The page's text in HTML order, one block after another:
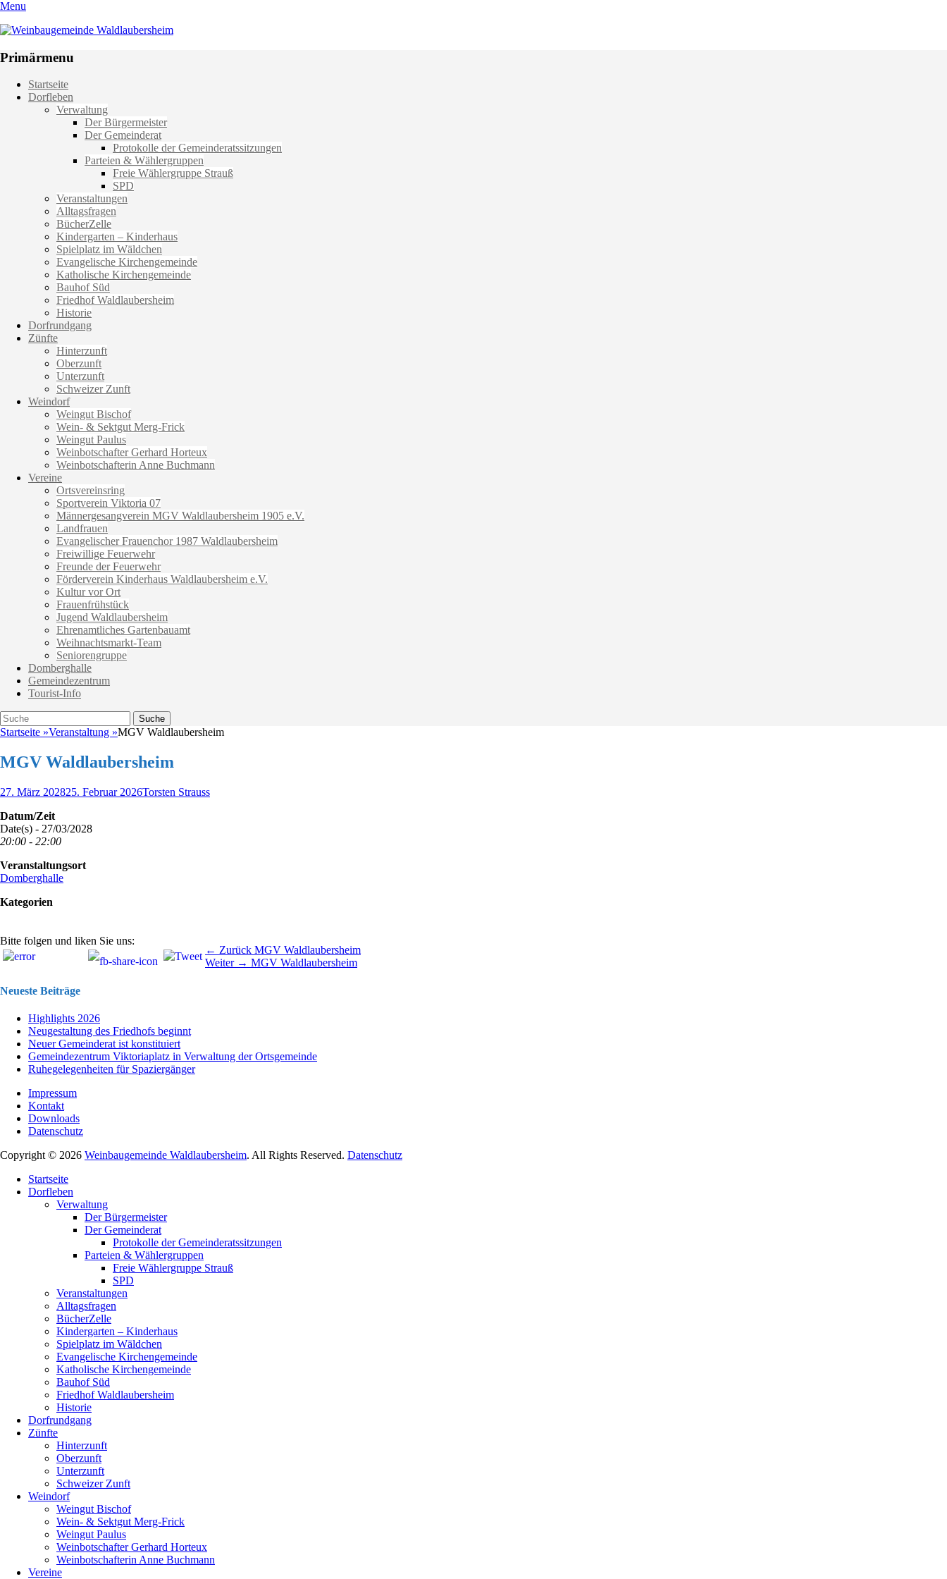
Menu
Weinbaugemeinde Waldlaubersheim
Primärmenu
Weiter
zum
Startseite
Dorfleben
Verwaltung
Der Bürgermeister
Der Gemeinderat
Protokolle der Gemeinderatssitzungen
Parteien & Wählergruppen
Freie Wählergruppe Strauß
SPD
Veranstaltungen
Alltagsfragen
BücherZelle
Kindergarten – Kinderhaus
Spielplatz im Wäldchen
Evangelische Kirchengemeinde
Katholische Kirchengemeinde
Bauhof Süd
Friedhof Waldlaubersheim
Historie
Dorfrundgang
Zünfte
Hinterzunft
Oberzunft
Unterzunft
Schweizer Zunft
Weindorf
Weingut Bischof
Wein- & Sektgut Merg-Frick
Weingut Paulus
Weinbotschafter Gerhard Horteux
Weinbotschafterin Anne Buchmann
Vereine
Ortsvereinsring
Sportverein Viktoria 07
Männergesangverein MGV Waldlaubersheim 1905 e.V.
Landfrauen
Evangelischer Frauenchor 1987 Waldlaubersheim
Freiwillige Feuerwehr
Freunde der Feuerwehr
Förderverein Kinderhaus Waldlaubersheim e.V.
Kultur vor Ort
Frauenfrühstück
Jugend Waldlaubersheim
Ehrenamtliches Gartenbauamt
Weihnachtsmarkt-Team
Seniorengruppe
Domberghalle
Gemeindezentrum
Tourist-Info
Suche
Suche
nach:
Startseite »Veranstaltung »MGV Waldlaubersheim
MGV Waldlaubersheim
Veröffentlicht
27. März 202825. Februar 2026Autor
Torsten Strauss
Datum/Zeit
Date(s) - 27/03/2028
20:00 - 22:00
Veranstaltungsort
Domberghalle
Kategorien
Bitte folgen und liken Sie uns:
Beitragsnavigation ← Zurück Vorhergehender
Beitrag:
MGV Waldlaubersheim
Weiter → Nächster
MGV Waldlaubersheim
Neueste Beiträge
Highlights 2026
Neugestaltung des Friedhofs beginnt
Neuer Gemeinderat ist konstituiert
Gemeindezentrum Viktoriaplatz in Verwaltung der Ortsgemeinde
Ruhegelegenheiten für Spaziergänger
Impressum
Kontakt
Downloads
Datenschutz
Copyright © 2026 Weinbaugemeinde Waldlaubersheim. All Rights Reserved. Datenschutz
oben
scrollen
Startseite
Dorfleben
Verwaltung
Der Bürgermeister
Der Gemeinderat
Protokolle der Gemeinderatssitzungen
Parteien & Wählergruppen
Freie Wählergruppe Strauß
SPD
Veranstaltungen
Alltagsfragen
BücherZelle
Kindergarten – Kinderhaus
Spielplatz im Wäldchen
Evangelische Kirchengemeinde
Katholische Kirchengemeinde
Bauhof Süd
Friedhof Waldlaubersheim
Historie
Dorfrundgang
Zünfte
Hinterzunft
Oberzunft
Unterzunft
Schweizer Zunft
Weindorf
Weingut Bischof
Wein- & Sektgut Merg-Frick
Weingut Paulus
Weinbotschafter Gerhard Horteux
Weinbotschafterin Anne Buchmann
Vereine